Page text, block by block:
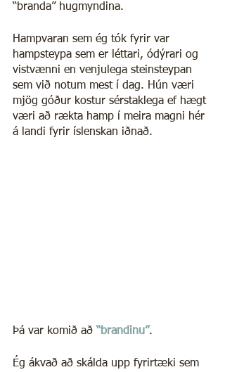
“branda” hugmyndina.
Hampvaran sem ég tók fyrir var
hampsteypa sem er léttari, ódýrari og
vistvænni en venjulega steinsteypan
sem við notum mest í dag. Hún væri
mjög góður kostur sérstaklega ef hægt
væri að rækta hamp í meira magni hér
á landi fyrir íslenskan iðnað.
Þá var komið að “brandinu”.
Ég ákvað að skálda upp fyrirtæki sem